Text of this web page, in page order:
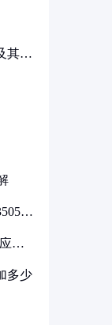
其在
代
用
多少